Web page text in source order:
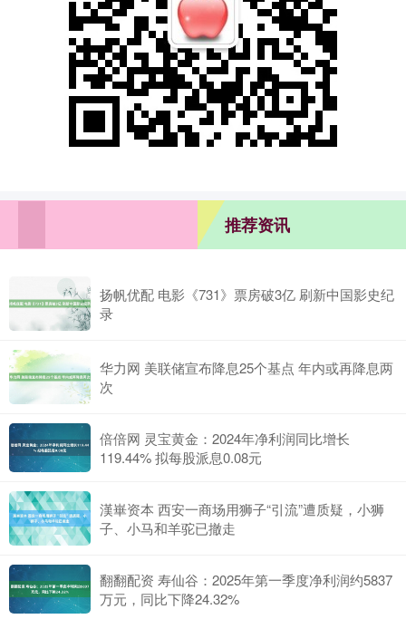
推荐资讯
扬帆优配 电影《731》票房破3亿 刷新中国影史纪
录
华力网 美联储宣布降息25个基点 年内或再降息两
次
倍倍网 灵宝黄金：2024年净利润同比增长
119.44% 拟每股派息0.08元
漢崋资本 西安一商场用狮子“引流”遭质疑，小狮
子、小马和羊驼已撤走
翻翻配资 寿仙谷：2025年第一季度净利润约5837
万元，同比下降24.32%